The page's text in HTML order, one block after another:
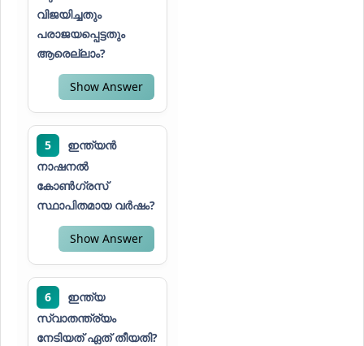
വിജയിച്ചതും
പരാജയപ്പെട്ടതും
ആരെല്ലാം?
Show Answer
5
ഇന്ത്യൻ
നാഷനൽ
കോൺഗ്രസ്
സ്ഥാപിതമായ വർഷം?
Show Answer
6
ഇന്ത്യ
സ്വാതന്ത്ര്യം
നേടിയത് ഏത് തീയതി?